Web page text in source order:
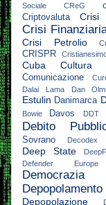
Sociale
CReG
Criptovaluta
Crisi
Crisi
Crisi Petrolio
CRISPR
Cuba Cultura
Comunicazione
Dalai Lama Dan
Estulin Danimarca
Bowie
Davos DDT
Debito
Sovrano
Decodex
Deep State
Defender Europe
Democrazia
Depopolamento
Depopolazione